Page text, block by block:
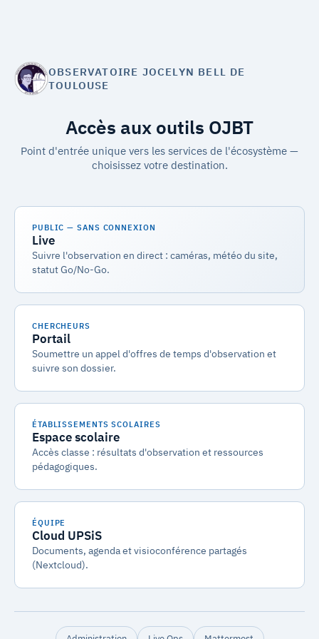
OBSERVATOIRE JOCELYN BELL DE
TOULOUSE
Accès aux outils OJBT
Point d'entrée unique vers les services de l'écosystème —
choisissez votre destination.
PUBLIC — SANS CONNEXION
Live
Suivre l'observation en direct : caméras, météo du site,
statut Go/No-Go.
CHERCHEURS
Portail
Soumettre un appel d'offres de temps d'observation et
suivre son dossier.
ÉTABLISSEMENTS SCOLAIRES
Espace scolaire
Accès classe : résultats d'observation et ressources
pédagogiques.
ÉQUIPE
Cloud UPSiS
Documents, agenda et visioconférence partagés
(Nextcloud).